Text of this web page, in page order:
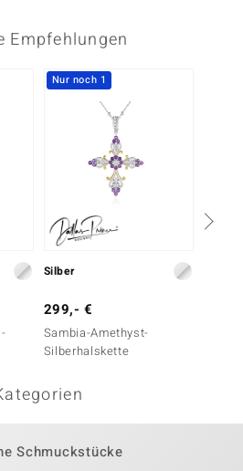
Empfehlungen
Nur noch 1
Silber
299,- €
Sambia-Amethyst-
Silberhalskette
Schmuckstücke